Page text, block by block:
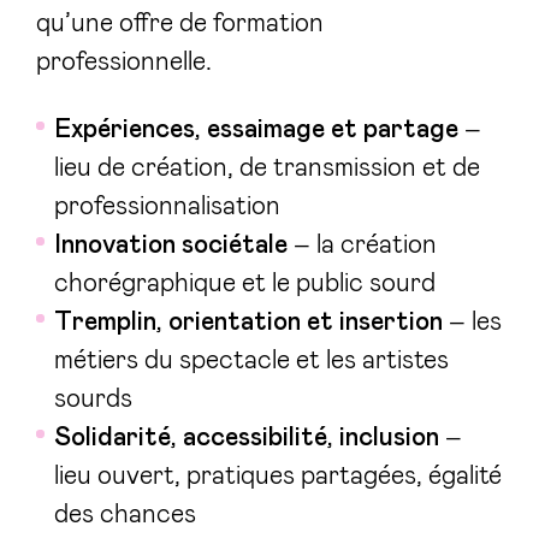
qu’une offre de formation
professionnelle.
Expériences, essaimage et partage–
lieu de création, de transmission et de
professionnalisation
Innovation sociétale – la création
chorégraphique et le public sourd
Tremplin, orientation et insertion – les
métiers du spectacle et les artistes
sourds
Solidarité, accessibilité, inclusion –
lieu ouvert, pratiques partagées, égalité
des chances